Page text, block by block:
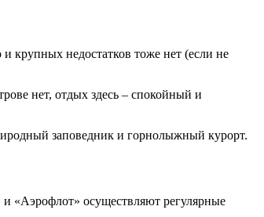
крупных недостатков тоже нет (если не
нет, отдых здесь – спокойный и
заповедник и горнолыжный курорт.
«Аэрофлот» осуществляют регулярные